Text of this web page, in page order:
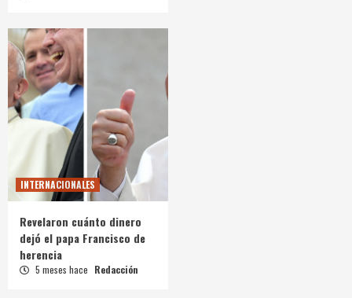
INTERNACIONALES
Revelaron cuánto dinero
dejó el papa Francisco de
herencia
5 meses hace Redacción